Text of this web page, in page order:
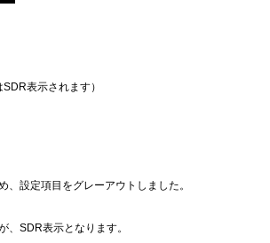
表示されます）
、設定項目をグレーアウトしました。
、SDR表示となります。